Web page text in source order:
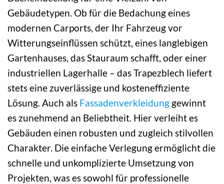
Gebäudetypen. Ob für die Bedachung eines
modernen Carports, der Ihr Fahrzeug vor
Witterungseinflüssen schützt, eines langlebigen
Gartenhauses, das Stauraum schafft, oder einer
industriellen Lagerhalle – das Trapezblech liefert
stets eine zuverlässige und kosteneffiziente
Lösung. Auch als Fassadenverkleidung gewinnt
es zunehmend an Beliebtheit. Hier verleiht es
Gebäuden einen robusten und zugleich stilvollen
Charakter. Die einfache Verlegung ermöglicht die
schnelle und unkomplizierte Umsetzung von
Projekten, was es sowohl für professionelle